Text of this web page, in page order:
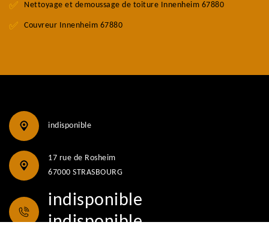
Nettoyage et demoussage de toiture Innenheim 67880
Couvreur Innenheim 67880
indisponible
17 rue de Rosheim
67000 STRASBOURG
indisponible
indisponible